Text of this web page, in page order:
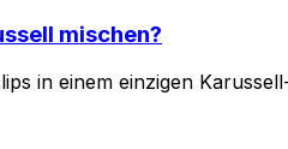
mischen?
in einem einzigen